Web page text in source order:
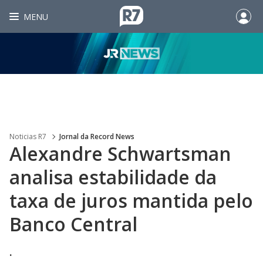
MENU
Noticias R7 Jornal da Record News
Alexandre Schwartsman
analisa estabilidade da
taxa de juros mantida pelo
Banco Central
.